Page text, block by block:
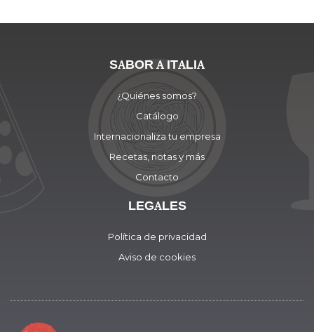
SABOR A ITALIA
¿Quiénes somos?
Catálogo
Internacionaliza tu empresa
Recetas, notas y más
Contacto
LEGALES
Política de privacidad
Aviso de cookies